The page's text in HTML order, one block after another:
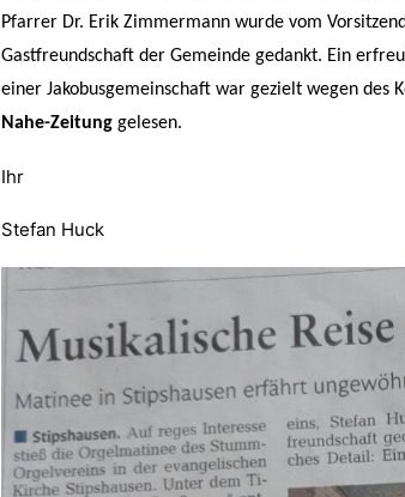
Pfarrer Dr. Erik Zimmermann wurde vom
Gastfreundschaft der Gemeinde gedankt. Ein
einer Jakobusgemeinschaft war gezielt wegen des
Nahe-Zeitung gelesen.
Ihr
Stefan Huck